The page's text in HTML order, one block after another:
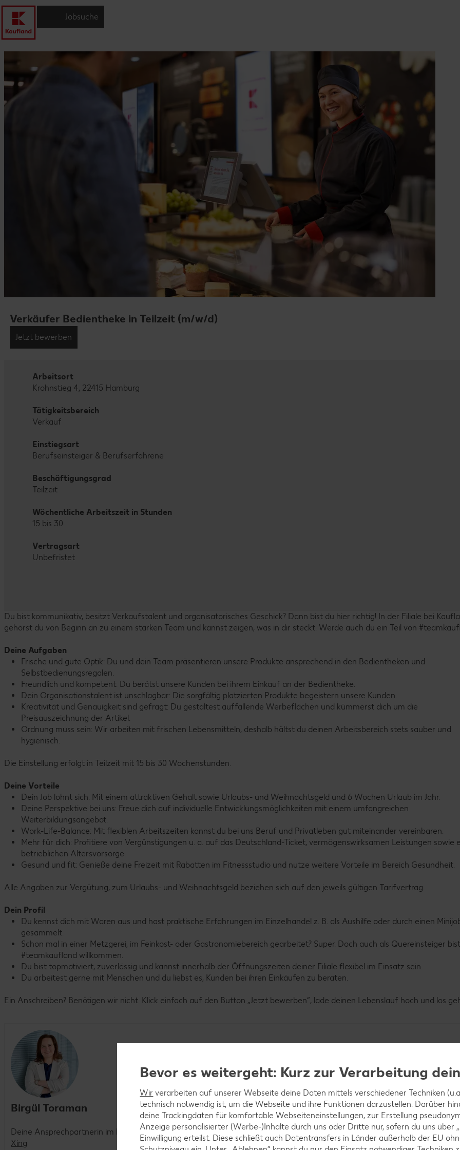
Jobsuche
Verkäufer Bedientheke in Teilzeit (m/w/d)
Jetzt bewerben
Arbeitsort
Krohnstieg 4, 22415 Hamburg
Tätigkeitsbereich
Verkauf
Einstiegsart
Berufseinsteiger & Berufserfahrene
Beschäftigungsgrad
Teilzeit
Wöchentliche Arbeitszeit in Stunden
15 bis 30
Vertragsart
Unbefristet
Du bist kommunikativ, besitzt Verkaufstalent und organisatorisches Geschick? Dann bist du hier richtig! In der Filiale bei
gehörst du von Beginn an zu einem starken Team und kannst zeigen, was in dir steckt. Werde auch du ein Teil von
Deine Aufgaben
Frische und gute Optik: Du und dein Team präsentieren unsere Produkte ansprechend in den Bedientheken und
Selbstbedienungsregalen.
Freundlich und kompetent: Du berätst unsere Kunden bei ihrem Einkauf an der Bedientheke.
Dein Organisationstalent ist unschlagbar: Die sorgfältig platzierten Produkte begeistern unsere Kunden.
Kreativität und Genauigkeit sind gefragt: Du gestaltest auffallende Werbeflächen und kümmerst dich um die
Preisauszeichnung der Artikel.
Ordnung muss sein: Wir arbeiten mit frischen Lebensmitteln, deshalb hältst du deinen Arbeitsbereich stets sauber und
hygienisch.
Die Einstellung erfolgt in Teilzeit mit 15 bis 30 Wochenstunden.
Deine Vorteile
Dein Job lohnt sich: Mit einem attraktiven Gehalt sowie Urlaubs- und Weihnachtsgeld und 6 Wochen Urlaub im Jahr.
Deine Perspektive bei uns: Freue dich auf individuelle Entwicklungsmöglichkeiten mit einem umfangreichen
Weiterbildungsangebot.
Work-Life-Balance: Mit flexiblen Arbeitszeiten kannst du bei uns Beruf und Privatleben gut miteinander vereinbaren.
Mehr für dich: Profitiere von Vergünstigungen u. a. auf das Deutschland-Ticket, vermögenswirksamen Leistungen sowie
betrieblichen Altersvorsorge.
Gesund und fit: Genieße deine Freizeit mit Rabatten im Fitnessstudio und nutze weitere Vorteile im Bereich Gesundheit.
Alle Angaben zur Vergütung, zum Urlaubs- und Weihnachtsgeld beziehen sich auf den jeweils gültigen Tarifvertrag.
Dein Profil
Du kennst dich mit Waren aus und hast praktische Erfahrungen im Einzelhandel z. B. als Aushilfe oder durch einen
gesammelt.
Schon mal in einer Metzgerei, im Feinkost- oder Gastronomiebereich gearbeitet? Super. Doch auch als Quereinsteiger
#teamkaufland willkommen.
Du bist topmotiviert, zuverlässig und kannst innerhalb der Öffnungszeiten deiner Filiale flexibel im Einsatz sein.
Du arbeitest gerne mit Menschen und du liebst es, Kunden bei ihren Einkäufen zu beraten.
Ein Anschreiben? Benötigen wir nicht. Klick einfach auf den Button „Jetzt bewerben“, lade deinen Lebenslauf hoch und los
Birgül Toraman
Deine Ansprechpartnerin im Recruiting
Xing
Bevor es weitergeht: Kurz zur Verarbeitung
Wir verarbeiten auf unserer Webseite deine Daten mittels verschiedener Techniken
technisch notwendig ist, um die Webseite und ihre Funktionen darzustellen. Darüber
deine Trackingdaten für komfortable Webseiteneinstellungen, zur Erstellung
Anzeige personalisierter (Werbe-)Inhalte durch uns oder Dritte nur, sofern du uns über
Einwilligung erteilst. Diese schließt auch Datentransfers in Länder außerhalb der EU